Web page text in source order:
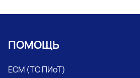
ПОМОЩЬ
ЕСМ (ТС ПИоТ)